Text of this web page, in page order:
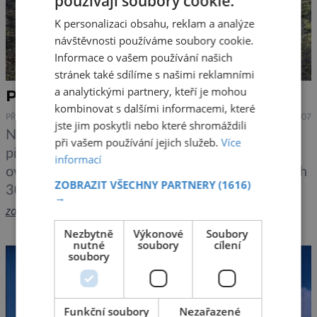
Požáry šíří jedovatou rtuť
PŘÍRODA 19.12.2007
Ničivé požáry, sužující v posledních týdnech
především americký stát Kalifornii, uvolňují do
ovzduší obrovské množství jedovaté rtuti. Celých
30% z celkového množství rtuti, produkované
průmyslovými zdroji. Shodli se na tom vědci
amerického Národního centra pro výzkum
atmosféry.!Letošní rok byl, co se týče lesních
požárů, katastrofální pro celou řadu států USA.
Mimo posledních požárů v Kalifornii, […]
zobrazit více >>
K personalizaci obsahu, reklam a analýze
návštěvnosti používáme soubory cookie.
Informace o vašem používání našich
stránek také sdílíme s našimi reklamními
a analytickými partnery, kteří je mohou
kombinovat s dalšími informacemi, které
jste jim poskytli nebo které shromáždili
při vašem používání jejich služeb.Více
informací
ZOBRAZIT VŠECHNY PARTNERY(1616)
→
Nezbytně
nutné
soubory
Výkonové
soubory
Soubory
cílení
Funkční soubory
Nezařazené